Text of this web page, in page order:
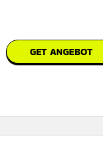
GET ANGEBOT